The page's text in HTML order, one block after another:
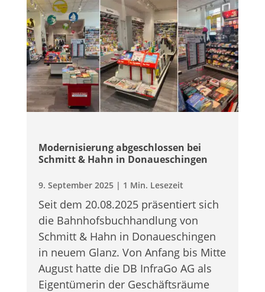
Moder­ni­sie­rung abge­schlos­sen bei
Schmitt & Hahn in Donaueschingen
9. Sep­tem­ber 2025| 1 Min. Lesezeit
Seit dem 20.08.2025 prä­sen­tiert sich
die Bahn­hofs­buch­hand­lung von
Schmitt & Hahn in Donau­eschin­gen
in neuem Glanz. Von Anfang bis Mitte
August hatte die DB InfraGo AG als
Eigen­tü­me­rin der Geschäfts­räume